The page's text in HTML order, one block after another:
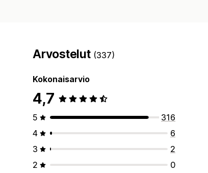
Arvostelut (337)
Kokonaisarvio
4,7
5
316
4
6
3
2
2
0